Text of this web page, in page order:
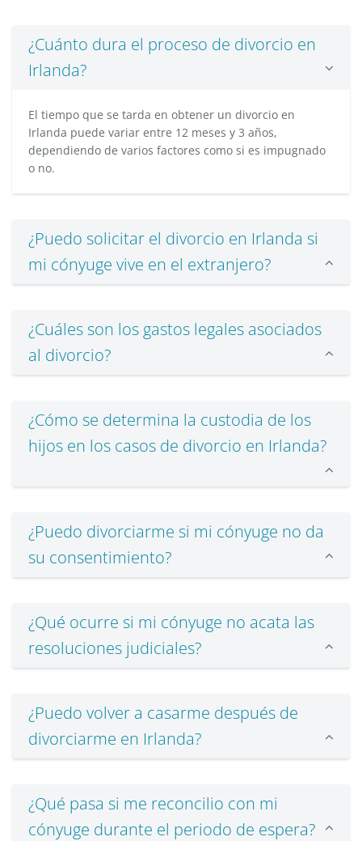
¿Cuánto dura el proceso de divorcio en
Irlanda?
El tiempo que se tarda en obtener un divorcio en
Irlanda puede variar entre 12 meses y 3 años,
dependiendo de varios factores como si es impugnado
o no.
¿Puedo solicitar el divorcio en Irlanda si
mi cónyuge vive en el extranjero?
¿Cuáles son los gastos legales asociados
al divorcio?
¿Cómo se determina la custodia de los
hijos en los casos de divorcio en Irlanda?
¿Puedo divorciarme si mi cónyuge no da
su consentimiento?
¿Qué ocurre si mi cónyuge no acata las
resoluciones judiciales?
¿Puedo volver a casarme después de
divorciarme en Irlanda?
¿Qué pasa si me reconcilio con mi
cónyuge durante el periodo de espera?